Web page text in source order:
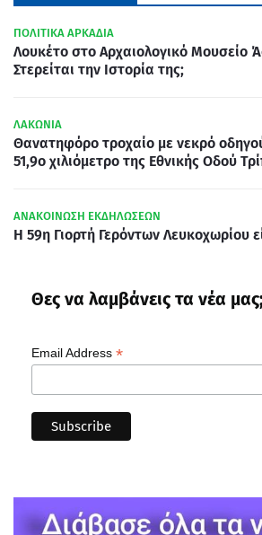
ΠΟΛΙΤΙΚΑ ΑΡΚΑΔΙΑ
Λουκέτο στο Αρχαιολογικό Μουσείο
Στερείται την Ιστορία της;
ΛΑΚΩΝΙΑ
Θανατηφόρο τροχαίο με νεκρό
51,9ο χιλιόμετρο της Εθνικής Οδού
ΑΝΑΚΟΙΝΩΣΗ ΕΚΔΗΛΩΣΕΩΝ
Η 59η Γιορτή Γερόντων Λευκοχωρίου
Θες να λαμβάνεις τα νέα μας;
Email Address *